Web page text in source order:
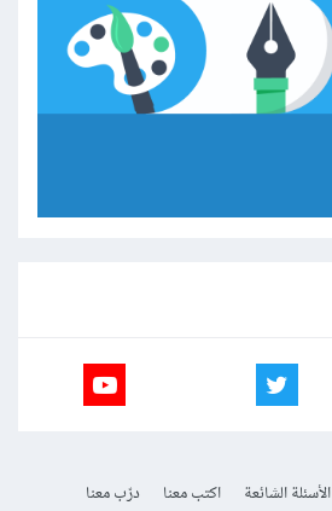
الأسئلة الشائعة اكتب معنا
درّب معنا